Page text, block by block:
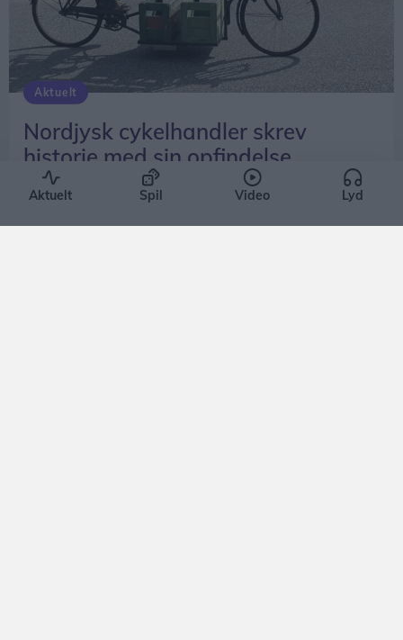
Aktuelt
Nordjysk cykelhandler skrev
historie med sin opfindelse
Asbjørn Hansen
Aktuelt Spil Video Lyd